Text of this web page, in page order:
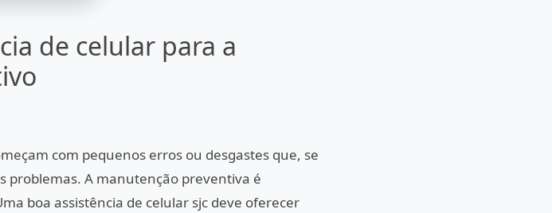
de celular para a
com pequenos erros ou desgastes que, se
problemas. A manutenção preventiva é
boa assistência de celular sjc deve oferecer